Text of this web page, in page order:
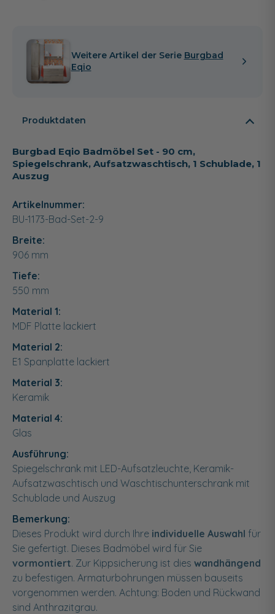
Weitere Artikel der Serie Burgbad
Eqio
Produktdaten
Burgbad Eqio Badmöbel Set - 90 cm,
Spiegelschrank, Aufsatzwaschtisch, 1 Schublade, 1
Auszug
Artikelnummer:
BU-1173-Bad-Set-2-9
Breite:
906 mm
Tiefe:
550 mm
Material 1:
MDF Platte lackiert
Material 2:
E1 Spanplatte lackiert
Material 3:
Keramik
Material 4:
Glas
Ausführung:
Spiegelschrank mit LED-Aufsatzleuchte, Keramik-
Aufsatzwaschtisch und Waschtischunterschrank mit
Schublade und Auszug
Bemerkung:
Dieses Produkt wird durch Ihre individuelle Auswahl für
Sie gefertigt. Dieses Badmöbel wird für Sie
vormontiert. Zur Kippsicherung ist dies wandhängend
zu befestigen. Armaturbohrungen müssen bauseits
vorgenommen werden. Achtung: Boden und Rückwand
sind Anthrazitgrau.